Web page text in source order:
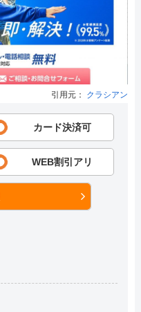
引用元： クラシアン
カード決済可
WEB割引アリ